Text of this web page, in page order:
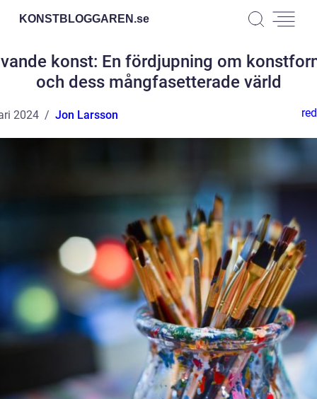
KONSTBLOGGAREN.se
konst: En fördjupning om
och dess mångfasetterade värld
2024 Jon Larsson